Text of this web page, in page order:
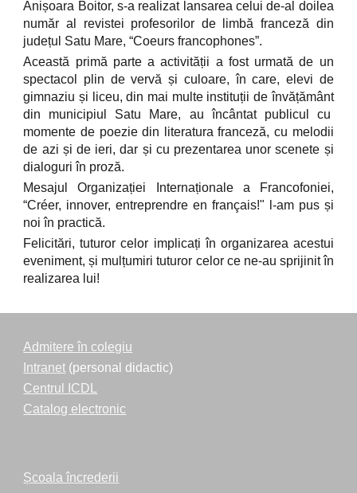
Anișoara Boitor, s-a realizat lansarea celui de-al doilea
număr al revistei profesorilor de limbă franceză din
județul Satu Mare, “Coeurs francophones”.
Această primă parte a activității a fost urmată de un
spectacol plin de vervă și culoare, în care, elevi de
gimnaziu și liceu, din mai multe instituții de învățământ
din municipiul Satu Mare, au încântat publicul cu
momente de poezie din literatura franceză, cu melodii
de azi și de ieri, dar și cu prezentarea unor scenete și
dialoguri în proză.
Mesajul Organizației Internaționale a Francofoniei,
“Créer, innover, entreprendre en français!" l-am pus și
noi în practică.
Felicitări, tuturor celor implicați în organizarea acestui
eveniment, și mulțumiri tuturor celor ce ne-au sprijinit în
realizarea lui!
Admitere în colegiu
Intranet (personal didactic)
Centrul ICDL
Catalog electronic
Școala încrederii